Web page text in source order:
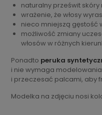
naturalny prześwit skóry
wrażenie, że włosy
nieco mniejszą gęstość
możliwość zmiany
włosów w różnych
Ponadto peruka
i nie wymaga
i przeczesać palcami, aby
Modelka na zdjęciu nosi